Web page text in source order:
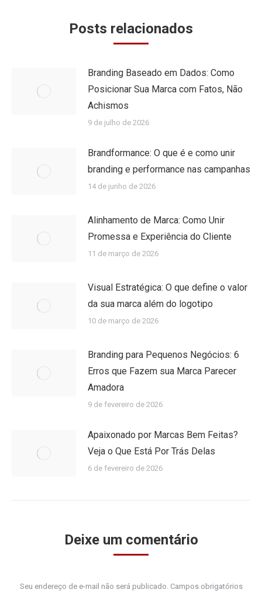
Posts relacionados
Branding Baseado em Dados: Como
Posicionar Sua Marca com Fatos, Não
Achismos
9 de julho de 2026
Brandformance: O que é e como unir
branding e performance nas campanhas
14 de junho de 2026
Alinhamento de Marca: Como Unir
Promessa e Experiência do Cliente
11 de março de 2026
Visual Estratégica: O que define o valor
da sua marca além do logotipo
10 de março de 2026
Branding para Pequenos Negócios: 6
Erros que Fazem sua Marca Parecer
Amadora
9 de fevereiro de 2026
Apaixonado por Marcas Bem Feitas?
Veja o Que Está Por Trás Delas
6 de fevereiro de 2026
Deixe um comentário
Seu endereço de e-mail não será publicado. Campos obrigatórios